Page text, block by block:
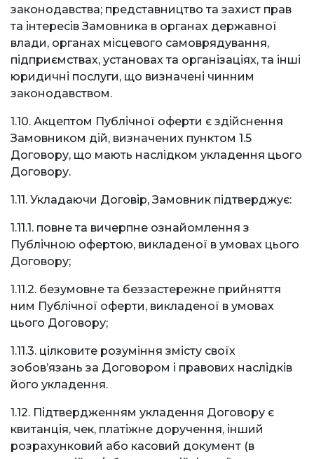
законодавства; представництво та захист прав
та інтересів Замовника в органах державної
влади, органах місцевого самоврядування,
підприємствах, установах та організаціях, та інші
юридичні послуги, що визначені чинним
законодавством.
1.10. Акцептом Публічної оферти є здійснення
Замовником дій, визначених пунктом 1.5
Договору, що мають наслідком укладення цього
Договору.
1.11. Укладаючи Договір, Замовник підтверджує:
1.11.1. повне та вичерпне ознайомлення з
Публічною офертою, викладеної в умовах цього
Договору;
1.11.2. безумовне та беззастережне прийняття
ним Публічної оферти, викладеної в умовах
цього Договору;
1.11.3. цілковите розуміння змісту своїх
зобов’язань за Договором і правових наслідків
його укладення.
1.12. Підтвердженням укладення Договору є
квитанція, чек, платіжне доручення, інший
розрахунковий або касовий документ (в